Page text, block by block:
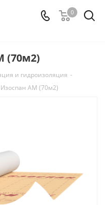
0
(70м2)
и гидроизоляция -
Изоспан AМ (70м2)